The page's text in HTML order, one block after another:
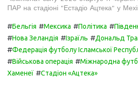
ПАР на стадіоні "Естадіо Ацтека" у
#Бельгія #Мексика #Політика #
#Нова Зеландія #Ізраїль #Дональд
#Федерація футболу Ісламської
#Військова операція #Міжнародна
Хаменеї #Стадіон «Ацтека»